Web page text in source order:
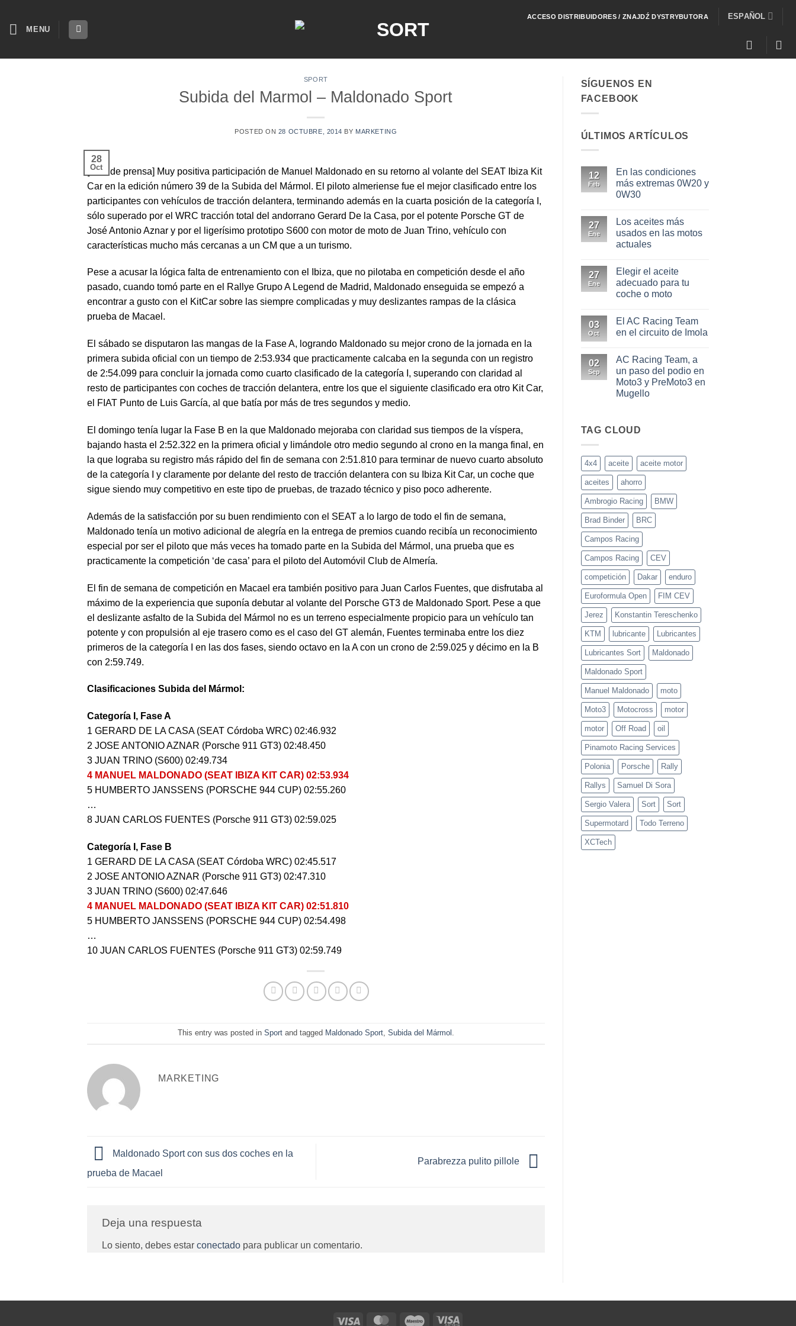
content
MENU
ACCESO DISTRIBUIDORES / ZNAJDŹ DYSTRYBUTORA ESPAÑOL
SPORT
Subida del Marmol – Maldonado Sport
POSTED ON 28 OCTUBRE, 2014 BY MARKETING
28
Oct
[nota de prensa] Muy positiva participación de Manuel Maldonado en su retorno al volante del SEAT Ibiza Kit
Car en la edición número 39 de la Subida del Mármol. El piloto almeriense fue el mejor clasificado entre los
participantes con vehículos de tracción delantera, terminando además en la cuarta posición de la categoría I,
sólo superado por el WRC tracción total del andorrano Gerard De la Casa, por el potente Porsche GT de
José Antonio Aznar y por el ligerísimo prototipo S600 con motor de moto de Juan Trino, vehículo con
características mucho más cercanas a un CM que a un turismo.
Pese a acusar la lógica falta de entrenamiento con el Ibiza, que no pilotaba en competición desde el año
pasado, cuando tomó parte en el Rallye Grupo A Legend de Madrid, Maldonado enseguida se empezó a
encontrar a gusto con el KitCar sobre las siempre complicadas y muy deslizantes rampas de la clásica
prueba de Macael.
El sábado se disputaron las mangas de la Fase A, logrando Maldonado su mejor crono de la jornada en la
primera subida oficial con un tiempo de 2:53.934 que practicamente calcaba en la segunda con un registro
de 2:54.099 para concluir la jornada como cuarto clasificado de la categoría I, superando con claridad al
resto de participantes con coches de tracción delantera, entre los que el siguiente clasificado era otro Kit Car,
el FIAT Punto de Luis García, al que batía por más de tres segundos y medio.
El domingo tenía lugar la Fase B en la que Maldonado mejoraba con claridad sus tiempos de la víspera,
bajando hasta el 2:52.322 en la primera oficial y limándole otro medio segundo al crono en la manga final, en
la que lograba su registro más rápido del fin de semana con 2:51.810 para terminar de nuevo cuarto absoluto
de la categoría I y claramente por delante del resto de tracción delantera con su Ibiza Kit Car, un coche que
sigue siendo muy competitivo en este tipo de pruebas, de trazado técnico y piso poco adherente.
Además de la satisfacción por su buen rendimiento con el SEAT a lo largo de todo el fin de semana,
Maldonado tenía un motivo adicional de alegría en la entrega de premios cuando recibía un reconocimiento
especial por ser el piloto que más veces ha tomado parte en la Subida del Mármol, una prueba que es
practicamente la competición ‘de casa’ para el piloto del Automóvil Club de Almería.
El fin de semana de competición en Macael era también positivo para Juan Carlos Fuentes, que disfrutaba al
máximo de la experiencia que suponía debutar al volante del Porsche GT3 de Maldonado Sport. Pese a que
el deslizante asfalto de la Subida del Mármol no es un terreno especialmente propicio para un vehículo tan
potente y con propulsión al eje trasero como es el caso del GT alemán, Fuentes terminaba entre los diez
primeros de la categoría I en las dos fases, siendo octavo en la A con un crono de 2:59.025 y décimo en la B
con 2:59.749.
Clasificaciones Subida del Mármol:
Categoría I, Fase A
1 GERARD DE LA CASA (SEAT Córdoba WRC) 02:46.932
2 JOSE ANTONIO AZNAR (Porsche 911 GT3) 02:48.450
3 JUAN TRINO (S600) 02:49.734
4 MANUEL MALDONADO (SEAT IBIZA KIT CAR) 02:53.934
5 HUMBERTO JANSSENS (PORSCHE 944 CUP) 02:55.260
…
8 JUAN CARLOS FUENTES (Porsche 911 GT3) 02:59.025
Categoría I, Fase B
1 GERARD DE LA CASA (SEAT Córdoba WRC) 02:45.517
2 JOSE ANTONIO AZNAR (Porsche 911 GT3) 02:47.310
3 JUAN TRINO (S600) 02:47.646
4 MANUEL MALDONADO (SEAT IBIZA KIT CAR) 02:51.810
5 HUMBERTO JANSSENS (PORSCHE 944 CUP) 02:54.498
…
10 JUAN CARLOS FUENTES (Porsche 911 GT3) 02:59.749
This entry was posted in Sportand tagged Maldonado Sport, Subida del Mármol .
MARKETING
Maldonado Sport con sus dos coches en la
prueba de Macael
Parabrezza pulito pillole
Deja una respuesta
Lo siento, debes estar conectado para publicar un comentario.
SÍGUENOS EN
FACEBOOK
ÚLTIMOS ARTÍCULOS
12
Feb
En las condiciones
más extremas 0W20 y
0W30
comentarios
En
las
extremas
0W20
y
0W30
27
Ene
Los aceites más
usados en las motos
actuales
comentarios
Los
aceites
en
las
motos
27
Ene
Elegir el aceite
adecuado para tu
coche o moto
comentarios
Elegir
adecuado
tu
coche
o
moto
03
Oct
El AC Racing Team
en el circuito de Imola
comentarios
El
AC
Racing
Team
de
02
Sep
AC Racing Team, a
un paso del podio en
Moto3 y PreMoto3 en
Mugello
en
AC
a
un
paso
del
podio
en
Moto3
y
PreMoto3
en
Mugello
TAG CLOUD
4x4 aceite aceite motor
aceites ahorro
Ambrogio Racing BMW
Brad Binder BRC
Campos Racing
Campos Racing CEV
competición Dakar enduro
Euroformula Open FIM CEV
Jerez Konstantin Tereschenko
KTM lubricante Lubricantes
Lubricantes Sort Maldonado
Maldonado Sport
Manuel Maldonado moto
Moto3 Motocross motor
motor Off Road oil
Pinamoto Racing Services
Polonia Porsche Rally
Rallys Samuel Di Sora
Sergio Valera Sort Sort
Supermotard Todo Terreno
XCTech
Visa MasterCardMaestro Visa